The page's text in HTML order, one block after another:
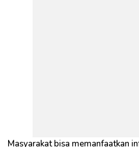
Masyarakat bisa memanfaatkan